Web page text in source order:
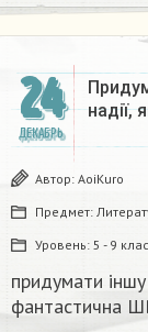
24
ДЕКАБРЬ
Автор: AoiKuro
Предмет:
Уровень: 5 - 9
придумати іншу
фантастична​